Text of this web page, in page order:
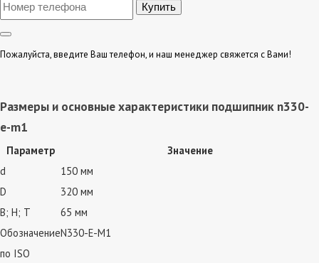
Пожалуйста, введите Ваш телефон, и наш менеджер свяжется с Вами!
Размеры и основные характеристики подшипник n330-
e-m1
Параметр
Значение
d
150 мм
D
320 мм
В; Н; Т
65 мм
Обозначение
по ISO
N330-E-M1